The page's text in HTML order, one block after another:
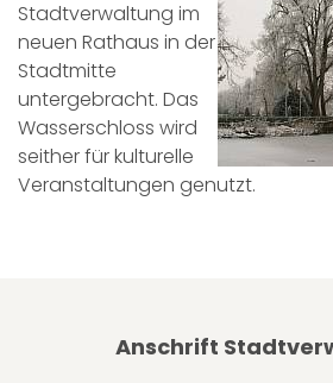
Stadtverwaltung im
neuen Rathaus in der
Stadtmitte
untergebracht. Das
Wasserschloss wird
seither für kulturelle
Veranstaltungen genutzt.
Anschrift